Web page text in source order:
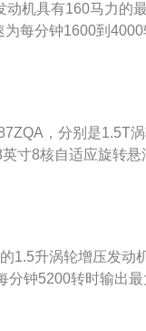
动机具有160马力的
每分钟1600到4000
6速手动变速器或6
，轴距为
架使用的是扭力梁非
，分别是1.5T
寸8核自适应旋转悬
迪宋是一款紧凑型
况监测、位置查看、
1.5升涡轮增压发动
钟5200转时输出最
动机搭载了缸内直